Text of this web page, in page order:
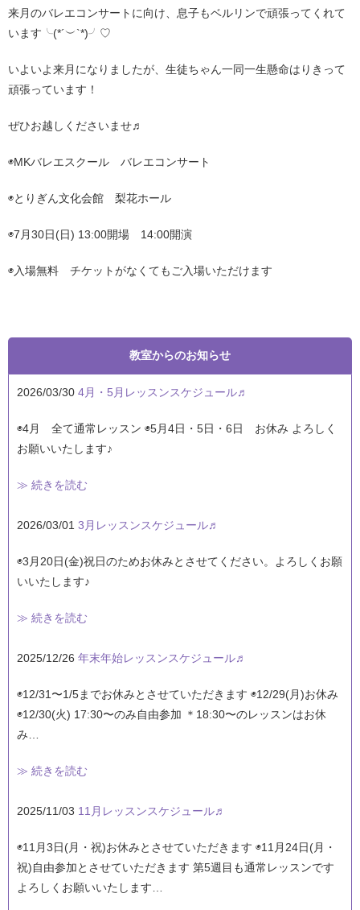
来月のバレエコンサートに向け、息子もベルリンで頑張ってくれて
います╰(*´︶`*)╯♡
いよいよ来月になりましたが、生徒ちゃん一同一生懸命はりきって
頑張っています！
ぜひお越しくださいませ♬
◉MKバレエスクール バレエコンサート
◉とりぎん文化会館 梨花ホール
◉7月30日(日) 13:00開場 14:00開演
◉入場無料 チケットがなくてもご入場いただけます
教室からのお知らせ
2026/03/30 4月・5月レッスンスケジュール♬
◉4月 全て通常レッスン ◉5月4日・5日・6日 お休み よろしく
お願いいたします♪
≫ 続きを読む
2026/03/01 3月レッスンスケジュール♬
◉3月20日(金)祝日のためお休みとさせてください。よろしくお願
いいたします♪
≫ 続きを読む
2025/12/26 年末年始レッスンスケジュール♬
◉12/31〜1/5までお休みとさせていただきます ◉12/29(月)お休み
◉12/30(火) 17:30〜のみ自由参加 ＊18:30〜のレッスンはお休
み…
≫ 続きを読む
2025/11/03 11月レッスンスケジュール♬
◉11月3日(月・祝)お休みとさせていただきます ◉11月24日(月・
祝)自由参加とさせていただきます 第5週目も通常レッスンです
よろしくお願いいたします…